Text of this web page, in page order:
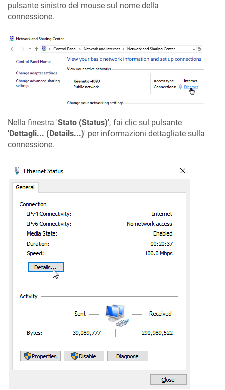
pulsante sinistro del mouse sul nome della
connessione.
Nella finestra 'Stato (Status)', fai clic sul pulsante
'Dettagli... (Details...)' per informazioni dettagliate sulla
connessione.